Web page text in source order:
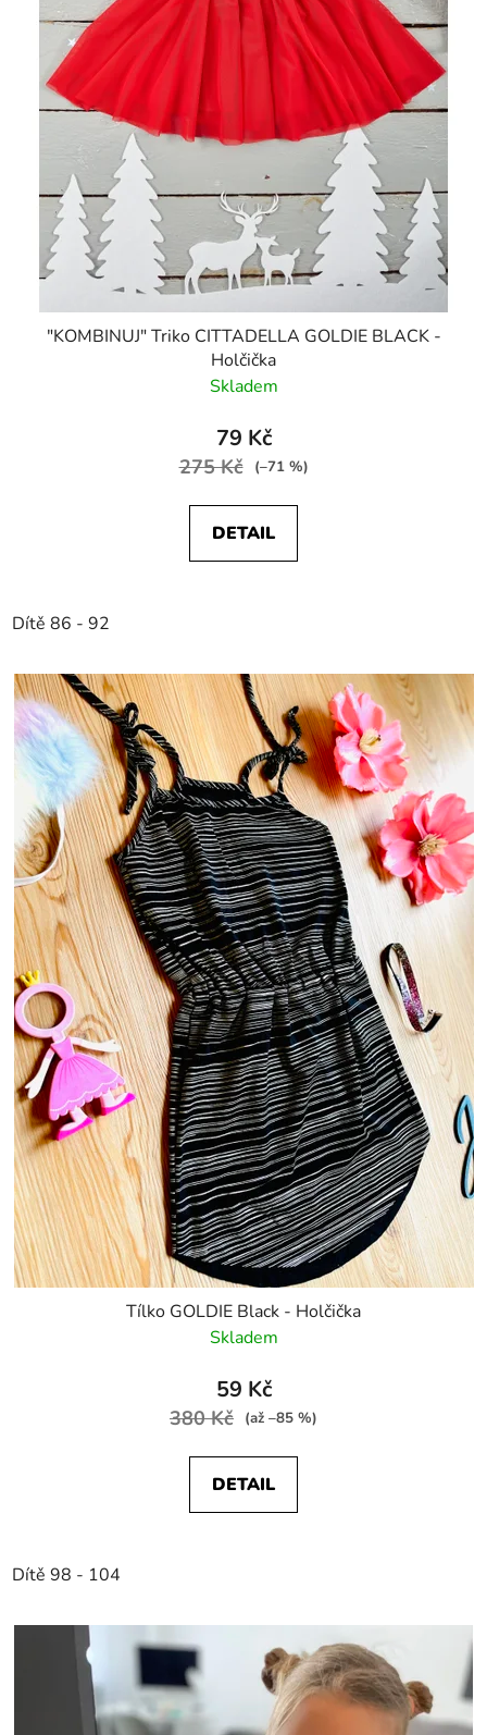
"KOMBINUJ" Triko CITTADELLA GOLDIE BLACK -
Holčička
Skladem
79 Kč
275 Kč (–71 %)
DETAIL
Dítě 86 - 92
Tílko GOLDIE Black - Holčička
Skladem
59 Kč
380 Kč (až –85 %)
DETAIL
Dítě 98 - 104